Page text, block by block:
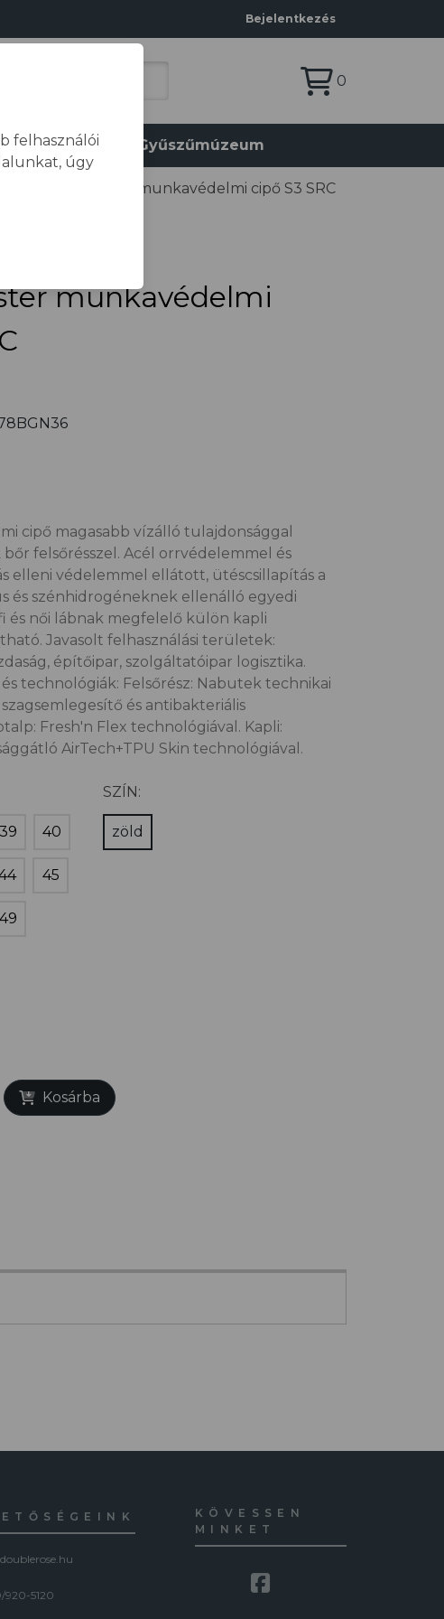
Bejelentkezés
0
Gyűszűmúzeum
BASE Chester munkavédelmi cipő S3 SRC
munkavédelmi
cipő magasabb vízálló tulajdonsággal
felsőrésszel. Acél orrvédelemmel és
elleni védelemmel ellátott, ütéscsillapítás a
és szénhidrogéneknek ellenálló egyedi
és női lábnak megfelelő külön kapli
Javasolt felhasználási területek:
építőipar, szolgáltatóipar logisztika.
technológiák: Felsőrész: Nabutek technikai
és antibakteriális
Fresh'n Flex technológiával. Kapli:
AirTech+TPU Skin technológiával.
39 40
45
49
SZÍN:
zöld
Kosárba
920-5120
KÖVESSEN
MINKET
felhasználói
úgy